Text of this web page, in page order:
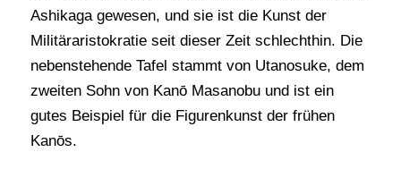
Ashikaga gewesen, und sie ist die Kunst der
Militäraristokratie seit dieser Zeit schlechthin. Die
nebenstehende Tafel stammt von Utanosuke, dem
zweiten Sohn von Kanō Masanobu und ist ein
gutes Beispiel für die Figurenkunst der frühen
Kanōs.